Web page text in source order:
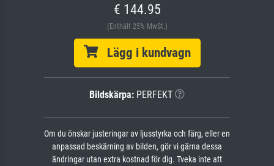
€ 144.95
(Enthält 25% MwSt.)
Lägg i kundvagn
Bildskärpa: PERFEKT
Om du önskar justeringar av ljusstyrka och färg, eller en
anpassad beskärning av bilden, gör vi gärna dessa
ändringar utan extra kostnad för dig. Tveka inte att